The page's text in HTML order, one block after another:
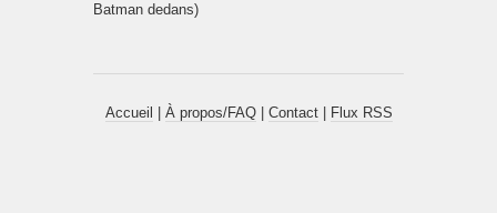
Batman dedans)
Accueil À propos/FAQ| Contact| Flux RSS